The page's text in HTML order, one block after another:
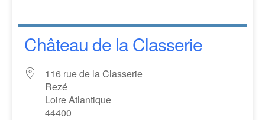
Château de la Classerie
116 rue de la Classerie
Rezé
Loire Atlantique
44400